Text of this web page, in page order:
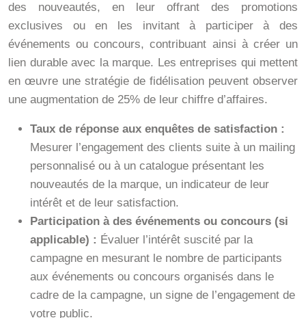
des nouveautés, en leur offrant des promotions
exclusives ou en les invitant à participer à des
événements ou concours, contribuant ainsi à créer un
lien durable avec la marque. Les entreprises qui mettent
en œuvre une stratégie de fidélisation peuvent observer
une augmentation de 25% de leur chiffre d’affaires.
Taux de réponse aux enquêtes de satisfaction :
Mesurer l’engagement des clients suite à un mailing
personnalisé ou à un catalogue présentant les
nouveautés de la marque, un indicateur de leur
intérêt et de leur satisfaction.
Participation à des événements ou concours (si
applicable) : Évaluer l’intérêt suscité par la
campagne en mesurant le nombre de participants
aux événements ou concours organisés dans le
cadre de la campagne, un signe de l’engagement de
votre public.